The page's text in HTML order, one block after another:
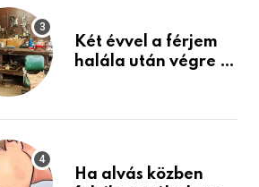
Két évvel a férjem
halála után végre át
holmiját – amit
életemet
Ha alvás közben